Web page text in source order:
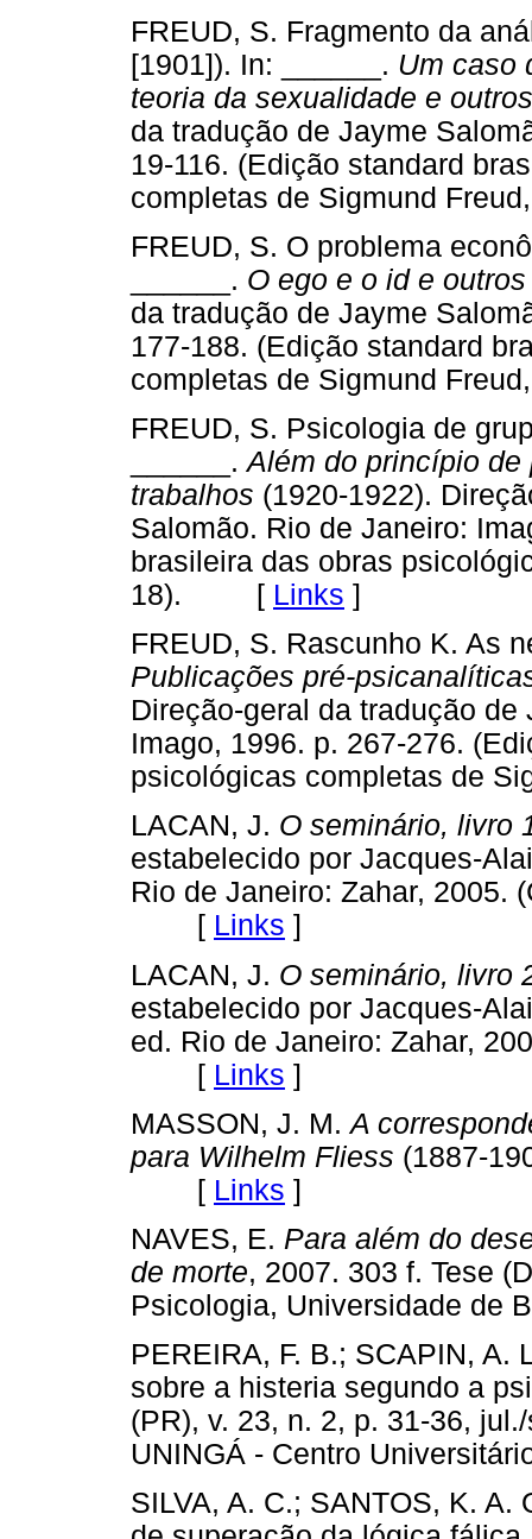
FREUD, S. Fragmento da
[1901]). In: ______. Um caso
teoria da sexualidade e
da tradução de Jayme
19-116. (Edição standard
completas de Sigmund
FREUD, S. O problema
______. O ego e o id e
da tradução de Jayme
177-188. (Edição standard
completas de Sigmund
FREUD, S. Psicologia de
______.Além do princípio de
trabalhos (1920-1922).
Salomão. Rio de Janeiro:
brasileira das obras
18). [ Links ]
FREUD, S. Rascunho K. As
Publicações pré-
Direção-geral da tradução
Imago, 1996. p. 267-276.
psicológicas completas
LACAN, J. O seminário, livro
estabelecido por Jacques-
Rio de Janeiro: Zahar, 2005.
[ Links ]
LACAN, J. O seminário, livro
estabelecido por Jacques-
ed. Rio de Janeiro: Zahar,
[ Links ]
MASSON, J. M.A
para Wilhelm Fliess (1887-
[ Links ]
NAVES, E. Para além do
de morte, 2007. 303 f. Tese
Psicologia, Universidade
PEREIRA, F. B.; SCAPIN, A.
sobre a histeria segundo a
(PR), v. 23, n. 2, p. 31-36,
UNINGÁ - Centro
SILVA, A. C.; SANTOS, K.